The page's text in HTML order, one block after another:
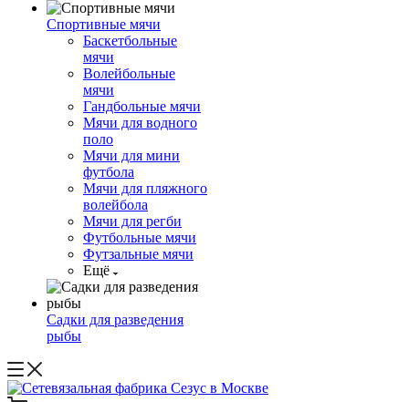
Спортивные мячи
Баскетбольные
мячи
Волейбольные
мячи
Гандбольные мячи
Мячи для водного
поло
Мячи для мини
футбола
Мячи для пляжного
волейбола
Мячи для регби
Футбольные мячи
Футзальные мячи
Ещё
Садки для разведения
рыбы